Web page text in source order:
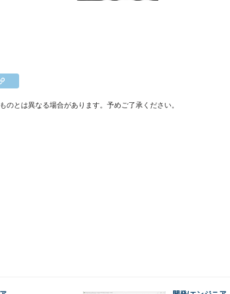
とは異なる場合があります。予めご了承ください。